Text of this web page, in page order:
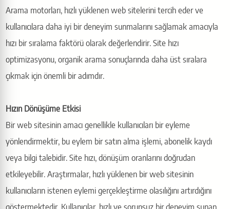
Arama motorları, hızlı yüklenen web sitelerini tercih eder ve
kullanıcılara daha iyi bir deneyim sunmalarını sağlamak amacıyla
hızı bir sıralama faktörü olarak değerlendirir. Site hızı
optimizasyonu, organik arama sonuçlarında daha üst sıralara
çıkmak için önemli bir adımdır.
Hızın Dönüşüme Etkisi
Bir web sitesinin amacı genellikle kullanıcıları bir eyleme
yönlendirmektir, bu eylem bir satın alma işlemi, abonelik kaydı
veya bilgi talebidir. Site hızı, dönüşüm oranlarını doğrudan
etkileyebilir. Araştırmalar, hızlı yüklenen bir web sitesinin
kullanıcıların istenen eylemi gerçekleştirme olasılığını artırdığını
göstermektedir. Kullanıcılar, hızlı ve sorunsuz bir deneyim sunan